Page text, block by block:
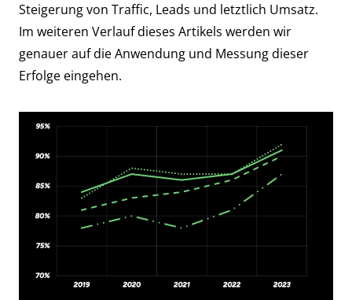
Steigerung von Traffic, Leads und letztlich Umsatz.
Im weiteren Verlauf dieses Artikels werden wir
genauer auf die Anwendung und Messung dieser
Erfolge eingehen.